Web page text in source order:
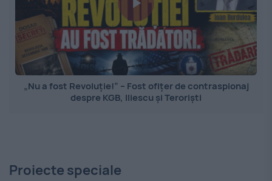
„Nu a fost Revoluție!” – Fost ofițer de contraspionaj
despre KGB, Iliescu și Teroriști
Proiecte speciale